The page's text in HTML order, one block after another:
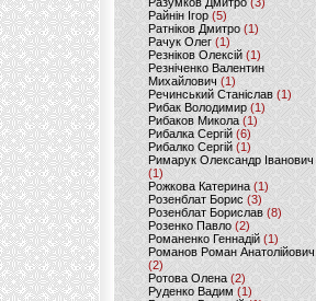
Райнін Ігор(5)
Ратніков Дмитро (1)
Рачук Олег (1)
Резніков Олексій(1)
Резніченко Валентин
Михайлович (1)
Речинський Станіслав (1)
Рибак Володимир(1)
Рибаков Микола(1)
Рибалка Сергій (6)
Рибалко Сергій (1)
Римарук Олександр Іванович
(1)
Рожкова Катерина(1)
Розенблат Борис (3)
Розенблат Борислав (8)
Розенко Павло (2)
Романенко Геннадій (1)
Романов Роман Анатолійович
(2)
Ротова Олена(2)
Руденко Вадим (1)